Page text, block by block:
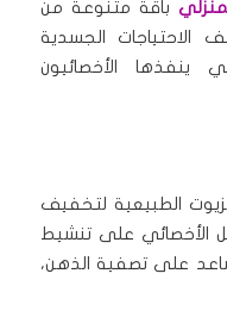
باقة متنوعة من
الاحتياجات الجسدية
ينفذها الأخصائيون
الطبيعية لتخفيف
الأخصائي على تنشيط
على تصفية الذهن،